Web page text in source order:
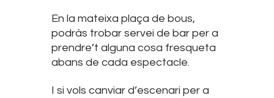
En la mateixa plaça de bous,
podràs trobar servei de bar per a
prendre’t alguna cosa fresqueta
abans de cada espectacle.
I si vols canviar d’escenari per a